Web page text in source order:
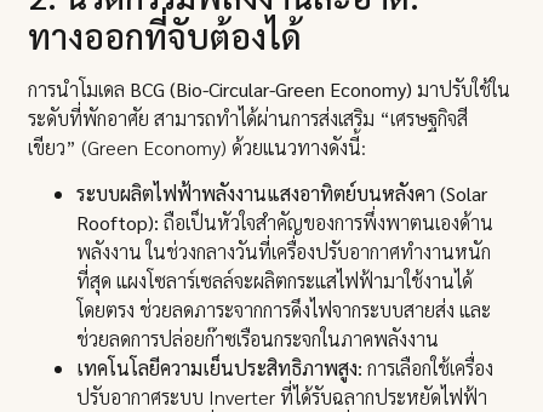
ทางออกที่จับต้องได้
การนำโมเดล BCG (Bio-Circular-Green Economy) มาปรับใช้ใน
ระดับที่พักอาศัย สามารถทำได้ผ่านการส่งเสริม “เศรษฐกิจสี
เขียว” (Green Economy) ด้วยแนวทางดังนี้:
ระบบผลิตไฟฟ้าพลังงานแสงอาทิตย์บนหลังคา (Solar
Rooftop): ถือเป็นหัวใจสำคัญของการพึ่งพาตนเองด้าน
พลังงาน ในช่วงกลางวันที่เครื่องปรับอากาศทำงานหนัก
ที่สุด แผงโซลาร์เซลล์จะผลิตกระแสไฟฟ้ามาใช้งานได้
โดยตรง ช่วยลดภาระจากการดึงไฟจากระบบสายส่ง และ
ช่วยลดการปล่อยก๊าซเรือนกระจกในภาคพลังงาน
เทคโนโลยีความเย็นประสิทธิภาพสูง: การเลือกใช้เครื่อง
ปรับอากาศระบบ Inverter ที่ได้รับฉลากประหยัดไฟฟ้า